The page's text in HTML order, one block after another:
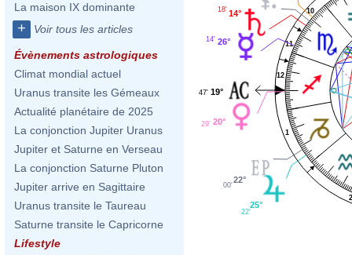
La maison IX dominante
+ Voir tous les articles
Évènements astrologiques
Climat mondial actuel
Uranus transite les Gémeaux
Actualité planétaire de 2025
La conjonction Jupiter Uranus
Jupiter et Saturne en Verseau
La conjonction Saturne Pluton
Jupiter arrive en Sagittaire
Uranus transite le Taureau
Saturne transite le Capricorne
Lifestyle
1
2
10
11
12
14°
18'
26°
14'
19°
47'
20°
29'
22°
00'
25°
22'